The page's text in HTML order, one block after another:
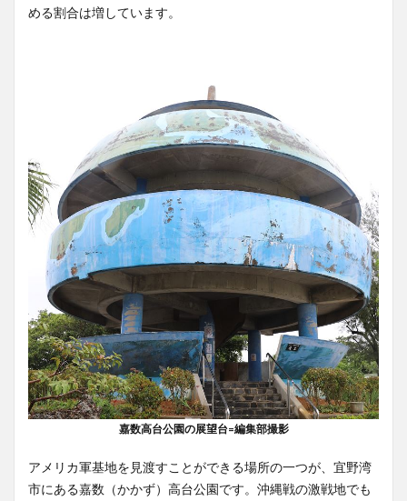
める割合は増しています。
嘉数高台公園の展望台=編集部撮影
アメリカ軍基地を見渡すことができる場所の一つが、宜野湾
市にある嘉数（かかず）高台公園です。沖縄戦の激戦地でも